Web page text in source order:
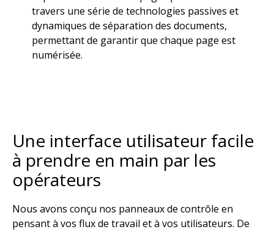
travers une série de technologies passives et
dynamiques de séparation des documents,
permettant de garantir que chaque page est
numérisée.​
Une interface utilisateur facile
à prendre en main par les
opérateurs​
Nous avons conçu nos panneaux de contrôle en
pensant à vos flux de travail et à vos utilisateurs. De